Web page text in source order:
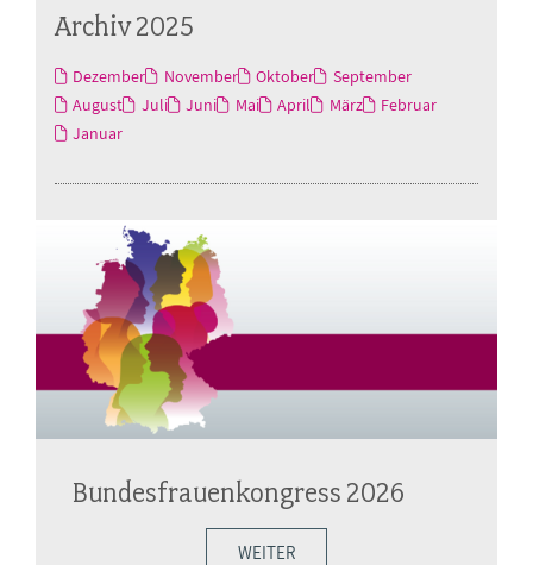
Archiv 2025
Dezember November Oktober
September
August
Juli Juni Mai April März
Februar
Januar
Bundesfrauenkongress 2026
WEITER